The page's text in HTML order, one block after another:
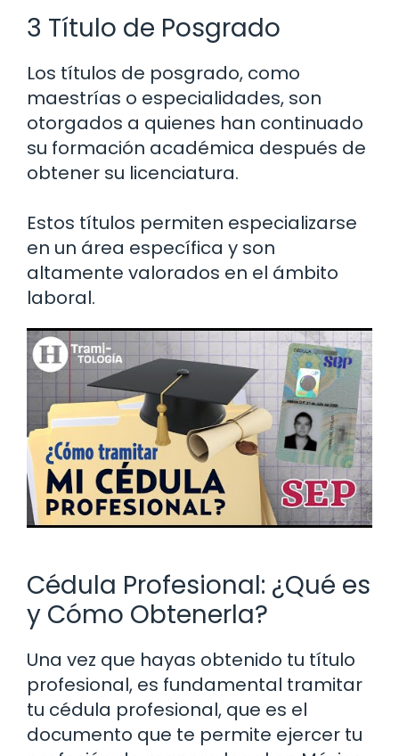
3 Título de Posgrado
Los títulos de posgrado, como
maestrías o especialidades, son
otorgados a quienes han continuado
su formación académica después de
obtener su licenciatura.
Estos títulos permiten especializarse
en un área específica y son
altamente valorados en el ámbito
laboral.
Cédula Profesional: ¿Qué es
y Cómo Obtenerla?
Una vez que hayas obtenido tu título
profesional, es fundamental tramitar
tu cédula profesional, que es el
documento que te permite ejercer tu